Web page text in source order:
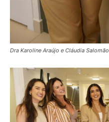
Dra Karoline Araújo e Cláudia Salomão